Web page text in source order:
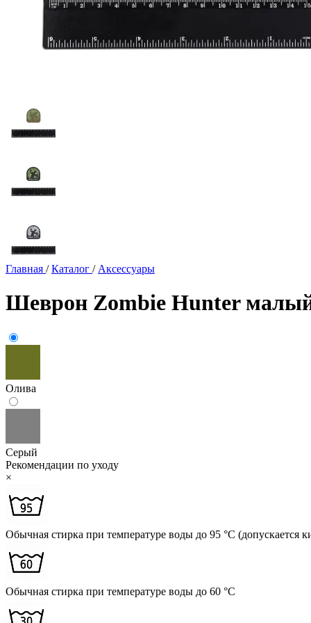
Главная / Каталог / Аксессуары
Шеврон Zombie Hunter
Олива
Серый
Рекомендации по уходу
×
Обычная стирка при температуре воды до 95 °C (допускается
Обычная стирка при температуре воды до 60 °C